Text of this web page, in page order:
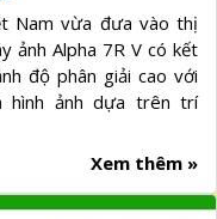
Nam vừa đưa vào thị
ảnh Alpha 7R V có kết
độ phân giải cao với
hình ảnh dựa trên trí
Xem thêm »